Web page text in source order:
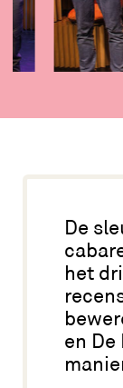
De
het
en